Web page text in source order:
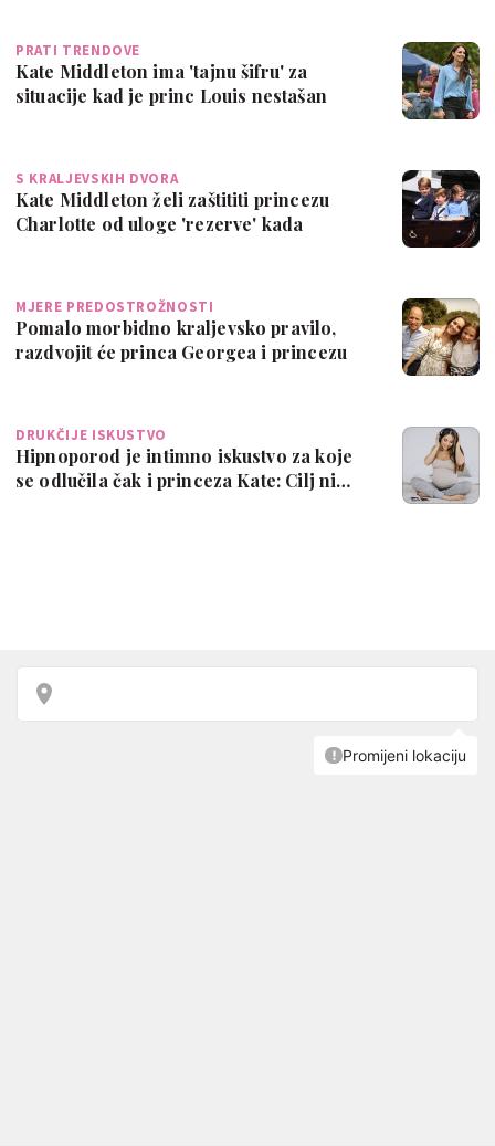
PRATI TRENDOVE
Kate Middleton ima 'tajnu šifru' za
situacije kad je princ Louis nestašan
S KRALJEVSKIH DVORA
Kate Middleton želi zaštititi princezu
Charlotte od uloge 'rezerve' kada
MJERE PREDOSTROŽNOSTI
Pomalo morbidno kraljevsko pravilo,
razdvojit će princa Georgea i princezu
DRUKČIJE ISKUSTVO
Hipnoporod je intimno iskustvo za koje
se odlučila čak i princeza Kate: Cilj ni…